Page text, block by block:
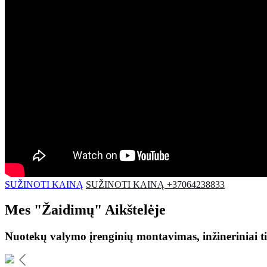
SUŽINOTI KAINĄ SUŽINOTI KAINĄ +37064238833
Mes "Žaidimų" Aikštelėje
Nuotekų valymo įrenginių montavimas, inžineriniai